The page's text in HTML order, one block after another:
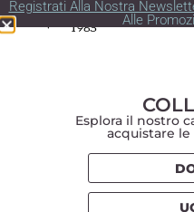
Esplora il nostro
acquistare
Registrati Alla Nostra
Alle